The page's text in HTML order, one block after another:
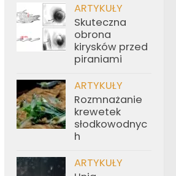
ARTYKUŁY
Skuteczna
obrona
kirysków przed
piraniami
ARTYKUŁY
Rozmnażanie
krewetek
słodkowodnyc
h
ARTYKUŁY